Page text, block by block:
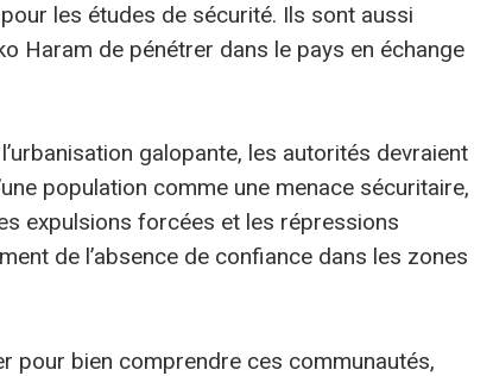
les études de sécurité. Ils sont aussi
Haram de pénétrer dans le pays en échange
galopante, les autorités devraient
population comme une menace sécuritaire,
expulsions forcées et les répressions
de l’absence de confiance dans les zones
pour bien comprendre ces communautés,